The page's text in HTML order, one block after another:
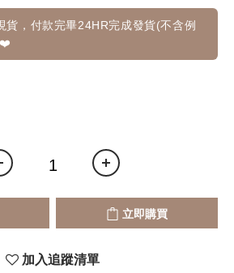
貨，付款完畢24HR完成發貨(不含例
❤️
立即購買
加入追蹤清單